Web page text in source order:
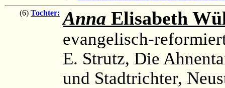
(6) Tochter: Anna Elisabeth
evangelisch-
E. Strutz, Die
und Stadtrichter,